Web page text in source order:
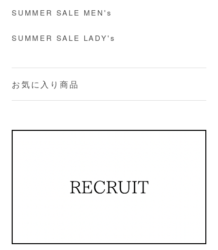
SUMMER SALE MEN's
SUMMER SALE LADY's
お気に入り商品